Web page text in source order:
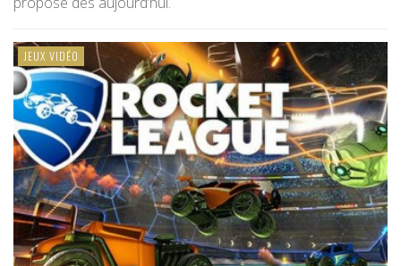
JEUX VIDÉO